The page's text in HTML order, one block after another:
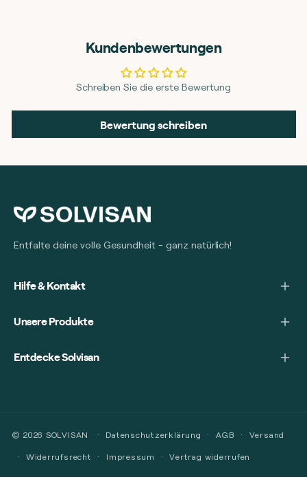
Kundenbewertungen
Schreiben Sie die erste Bewertung
Bewertung schreiben
Entfalte deine volle Gesundheit - ganz natürlich!
Hilfe & Kontakt
Unsere Produkte
Entdecke Solvisan
© 2026 SOLVISAN Datenschutzerklärung AGB Versand
Widerrufsrecht Impressum Vertrag widerrufen